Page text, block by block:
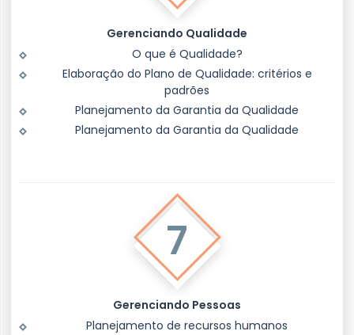
Gerenciando Qualidade
O que é Qualidade?
Elaboração do Plano de Qualidade: critérios e
padrões
Planejamento da Garantia da Qualidade
Planejamento da Garantia da Qualidade
7
Gerenciando Pessoas
Planejamento de recursos humanos